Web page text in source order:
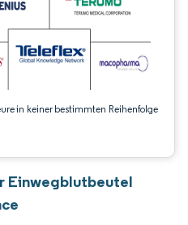
in keiner bestimmten Reihenfolge
Einwegblutbeutel